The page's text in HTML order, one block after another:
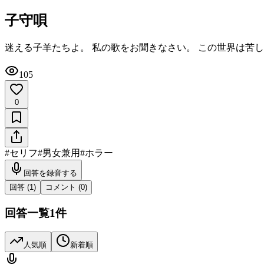
子守唄
迷える子羊たちよ。 私の歌をお聞きなさい。 この世界は苦
105
0
#セリフ#男女兼用#ホラー
回答を録音する
回答 (1 ) コメント (0)
回答一覧1件
人気順 新着順